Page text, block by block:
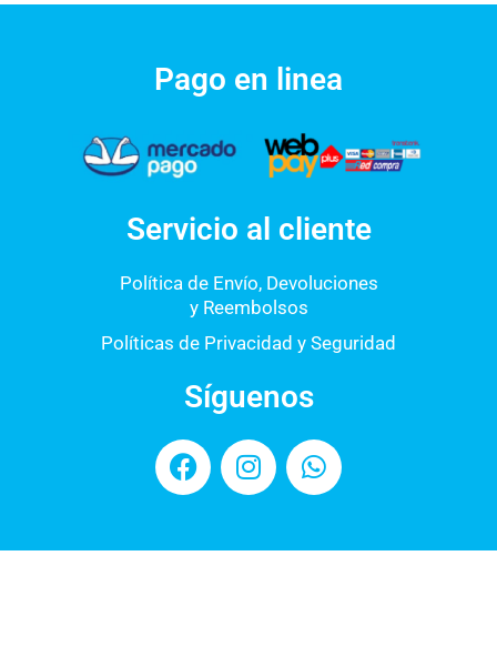
Pago en linea
Servicio al cliente
Política de Envío, Devoluciones
y Reembolsos
Políticas de Privacidad y Seguridad
Síguenos
F
a
I
n
W
h